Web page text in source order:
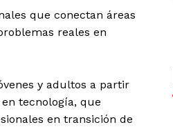
que conectan áreas
reales en
y adultos a partir
tecnología, que
en transición de